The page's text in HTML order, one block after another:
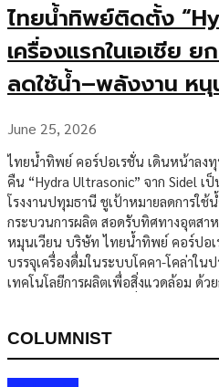
ไทยน้ำทิพย์ติดตั้ง
เครื่องแรกในเอเชีย
ลดใช้น้ำ–พลังงาน ห
ยั่งยืน
June 25, 2026
ไทยน้ำทิพย์ คอร์ปอเรชั่น เดินหน้าลง
คืน “Hydra Ultrasonic” จาก Sidel เ
โรงงานปทุมธานี ชูเป้าหมายลดการใช้
กระบวนการผลิต สอดรับทิศทางอุตสา
หมุนเวียน บริษัท ไทยน้ำทิพย์ คอร์ปอ
บรรจุเครื่องดื่มในระบบโคคา-โคล่าใ
เทคโนโลยีการผลิตเพื่อสิ่งแวดล้อม ด้ว
หมายสำคัญของไทยน้ำทิพย์ในการยกร
แบบส่งคืน ซึ่งเป็นบรรจุภัณฑ์หลักในห่
โดยเฉพาะในตลาดไทยที่ระบบขวดแก้
COLUMNIST